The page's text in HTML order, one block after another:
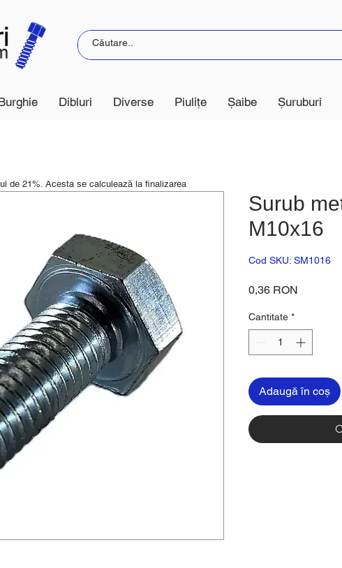
Dibluri Diverse Piulițe Șaibe Șuruburi
Surub
M10x16
Cod SKU: SM1016
0,36 RON
Cantitate *
Adaugă în coș
de 21%. Acesta se calculează la finalizarea